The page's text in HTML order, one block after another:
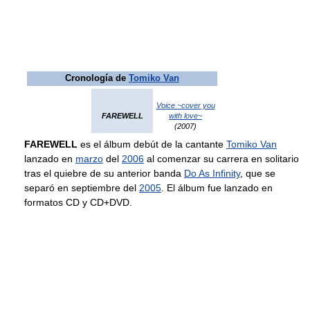
Cronología de Tomiko Van
FAREWELL
Voice ~cover you
with love~
(2007)
FAREWELL es el álbum debút de la cantante Tomiko Van
lanzado en marzo del 2006 al comenzar su carrera en solitario
tras el quiebre de su anterior banda Do As Infinity, que se
separó en septiembre del 2005 . El álbum fue lanzado en
formatos CD y CD+DVD.